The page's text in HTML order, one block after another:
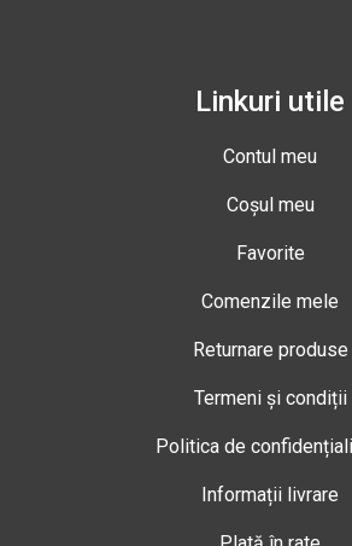
Linkuri utile
Contul meu
Coșul meu
Favorite
Comenzile mele
Returnare produse
Termeni și condiții
Politica de
Informații livrare